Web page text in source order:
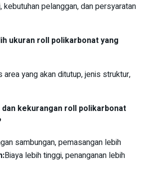
pelanggan, dan persyaratan
ukuran roll polikarbonat yang
area yang akan ditutup, jenis struktur,
kekurangan roll polikarbonat
sambungan, pemasangan lebih
Biaya lebih tinggi, penanganan lebih